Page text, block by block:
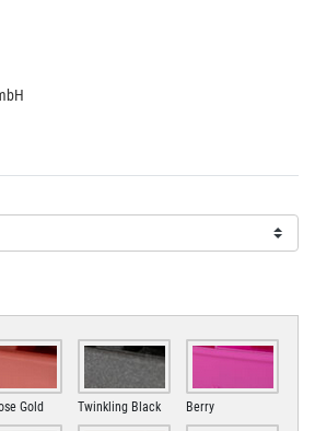
Gold Twinkling Black Berry